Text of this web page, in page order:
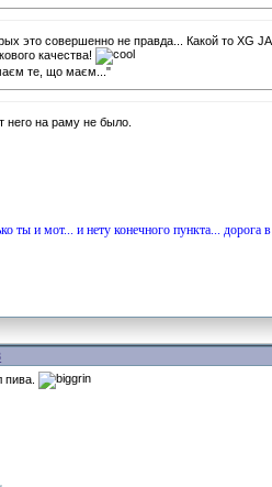
это совершенно не правда... Какой то XG
качества!
те, що маєм..."
него на раму не было.
ты и мот... и нету конечного пункта... дорога в